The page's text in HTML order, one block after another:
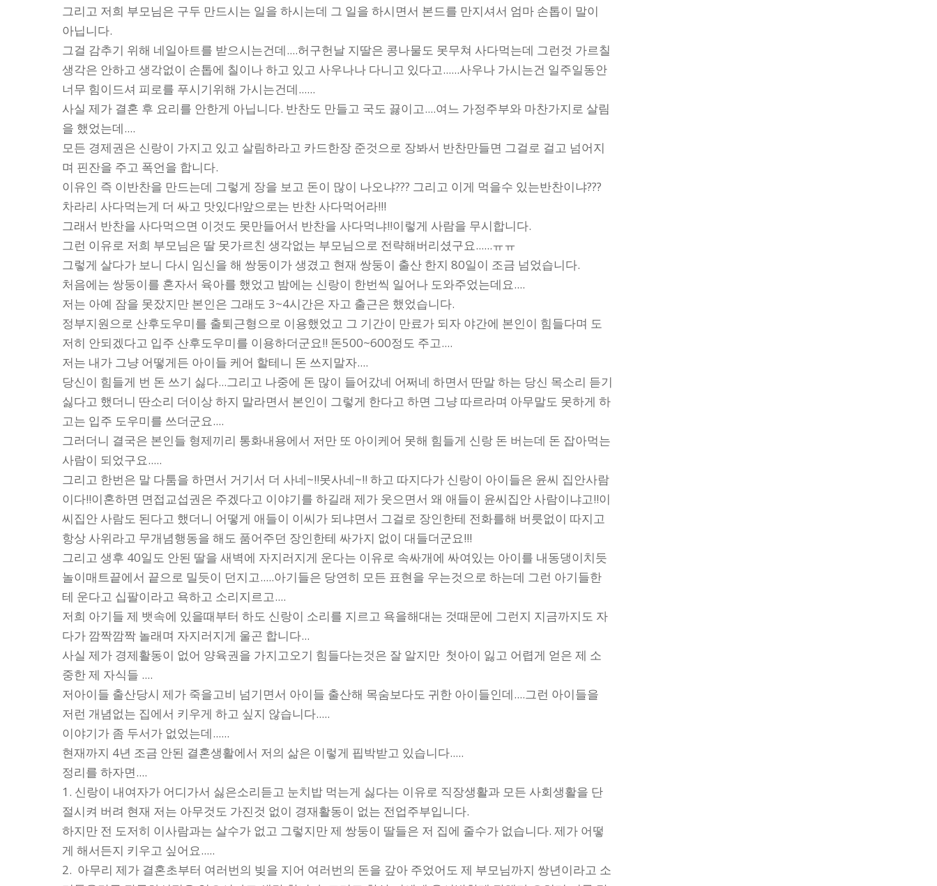
그리고 저희 부모님은 구두 만드시는 일을 하시는데 그 일을 하시면서 본드를 만지셔서 엄마 손톱이 말이
아닙니다.
그걸 감추기 위해 네일아트를 받으시는건데....허구헌날 지딸은 콩나물도 못무쳐 사다먹는데 그런것 가르칠
생각은 안하고 생각없이 손톱에 칠이나 하고 있고 사우나나 다니고 있다고......사우나 가시는건 일주일동안
너무 힘이드셔 피로를 푸시기위해 가시는건데......
사실 제가 결혼 후 요리를 안한게 아닙니다. 반찬도 만들고 국도 끓이고....여느 가정주부와 마찬가지로 살림
을 했었는데....
모든 경제권은 신랑이 가지고 있고 살림하라고 카드한장 준것으로 장봐서 반찬만들면 그걸로 걸고 넘어지
며 핀잔을 주고 폭언을 합니다.
이유인 즉 이반찬을 만드는데 그렇게 장을 보고 돈이 많이 나오냐??? 그리고 이게 먹을수 있는반찬이냐???
차라리 사다먹는게 더 싸고 맛있다!앞으로는 반찬 사다먹어라!!!
그래서 반찬을 사다먹으면 이것도 못만들어서 반찬을 사다먹냐!!이렇게 사람을 무시합니다.
그런 이유로 저희 부모님은 딸 못가르친 생각없는 부모님으로 전략해버리셨구요......ㅠㅠ
그렇게 살다가 보니 다시 임신을 해 쌍둥이가 생겼고 현재 쌍둥이 출산 한지 80일이 조금 넘었습니다.
처음에는 쌍둥이를 혼자서 육아를 했었고 밤에는 신랑이 한번씩 일어나 도와주었는데요....
저는 아예 잠을 못잤지만 본인은 그래도 3~4시간은 자고 출근은 했었습니다.
정부지원으로 산후도우미를 출퇴근형으로 이용했었고 그 기간이 만료가 되자 야간에 본인이 힘들다며 도
저히 안되겠다고 입주 산후도우미를 이용하더군요!! 돈500~600정도 주고....
저는 내가 그냥 어떻게든 아이들 케어 할테니 돈 쓰지말자....
당신이 힘들게 번 돈 쓰기 싫다...그리고 나중에 돈 많이 들어갔네 어쩌네 하면서 딴말 하는 당신 목소리 듣기
싫다고 했더니 딴소리 더이상 하지 말라면서 본인이 그렇게 한다고 하면 그냥 따르라며 아무말도 못하게 하
고는 입주 도우미를 쓰더군요....
그러더니 결국은 본인들 형제끼리 통화내용에서 저만 또 아이케어 못해 힘들게 신랑 돈 버는데 돈 잡아먹는
사람이 되었구요.....
그리고 한번은 말 다툼을 하면서 거기서 더 사네~!!못사네~!! 하고 따지다가 신랑이 아이들은 윤씨 집안사람
이다!!이혼하면 면접교섭권은 주겠다고 이야기를 하길래 제가 웃으면서 왜 애들이 윤씨집안 사람이냐고!!이
씨집안 사람도 된다고 했더니 어떻게 애들이 이씨가 되냐면서 그걸로 장인한테 전화를해 버릇없이 따지고
항상 사위라고 무개념행동을 해도 품어주던 장인한테 싸가지 없이 대들더군요!!!
그리고 생후 40일도 안된 딸을 새벽에 자지러지게 운다는 이유로 속싸개에 싸여있는 아이를 내동댕이치듯
놀이매트끝에서 끝으로 밀듯이 던지고.....아기들은 당연히 모든 표현을 우는것으로 하는데 그런 아기들한
테 운다고 십팔이라고 욕하고 소리지르고....
저희 아기들 제 뱃속에 있을때부터 하도 신랑이 소리를 지르고 욕을해대는 것때문에 그런지 지금까지도 자
다가 깜짝깜짝 놀래며 자지러지게 울곤 합니다...
사실 제가 경제활동이 없어 양육권을 가지고오기 힘들다는것은 잘 알지만 첫아이 잃고 어렵게 얻은 제 소
중한 제 자식들 ....
저아이들 출산당시 제가 죽을고비 넘기면서 아이들 출산해 목숨보다도 귀한 아이들인데....그런 아이들을
저런 개념없는 집에서 키우게 하고 싶지 않습니다.....
이야기가 좀 두서가 없었는데......
현재까지 4년 조금 안된 결혼생활에서 저의 삶은 이렇게 핍박받고 있습니다.....
정리를 하자면....
1. 신랑이 내여자가 어디가서 싫은소리듣고 눈치밥 먹는게 싫다는 이유로 직장생활과 모든 사회생활을 단
절시켜 버려 현재 저는 아무것도 가진것 없이 경재활동이 없는 전업주부입니다.
하지만 전 도저히 이사람과는 살수가 없고 그렇지만 제 쌍둥이 딸들은 저 집에 줄수가 없습니다. 제가 어떻
게 해서든지 키우고 싶어요.....
2. 아무리 제가 결혼초부터 여러번의 빚을 지어 여러번의 돈을 갚아 주었어도 제 부모님까지 쌍년이라고 소